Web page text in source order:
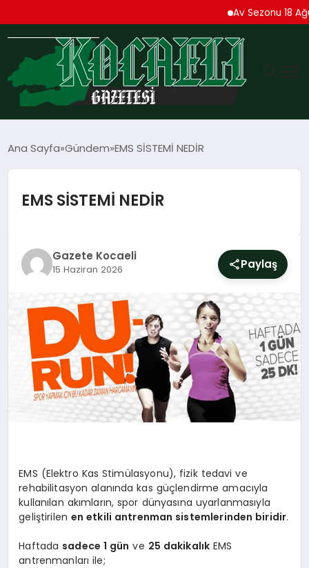
Av Sezonu 18
TEKNOLOJI
EKONOMI
MAGAZIN
SIYASET
YAŞAM
DÜNYA
Ana Sayfa Gündem EMS SİSTEMİ NEDİR
EMS SİSTEMİ NEDİR
Gazete Kocaeli
15 Haziran 2026 Paylaş
EMS (Elektro Kas Stimülasyonu), fizik tedavi ve
rehabilitasyon alanında kas güçlendirme amacıyla
kullanılan akımların, spor dünyasına uyarlanmasıyla
geliştirilen en etkili antrenman sistemlerinden biridir.
Haftada sadece 1 gün ve 25 dakikalık EMS
antrenmanları ile;